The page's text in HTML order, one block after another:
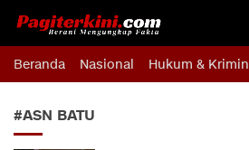
Pagiterkini.com
Berani Mengungkap Fakta
Beranda Nasional Hukum &
#ASN BATU